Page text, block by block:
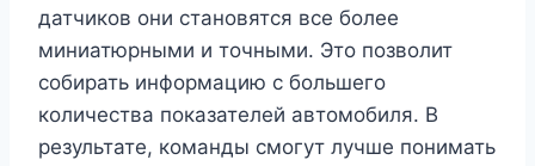
датчиков они становятся все более
миниатюрными и точными. Это позволит
собирать информацию с большего
количества показателей автомобиля. В
результате, команды смогут лучше понимать